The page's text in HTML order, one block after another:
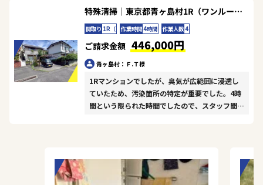
が、隅々までしっかり対応することで、臭気を完
全に除去できました。お客様にご満足いただけ
て、スタッフ一同うれしく思います。
特殊清掃｜東京都青ヶ島村1R（ワンルーム）マンションＦ.Ｔ様の作業事例
間取り 1R（ 作業時間4時間 作業人数4
ご請求金額 446,000円
青ヶ島村：Ｆ.Ｔ様
1Rマンションでしたが、臭気が広範囲に浸透し
ていたため、汚染箇所の特定が重要でした。4時
間という限られた時間でしたので、スタッフ間で
し、徹底的な処理を心がけました。ご依頼者様に
ご満足いただけて、われわれも手応えを感じるこ